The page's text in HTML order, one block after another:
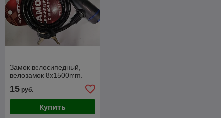
Замок велосипедный,
велозамок 8x1500mm.
15 руб.
Купить